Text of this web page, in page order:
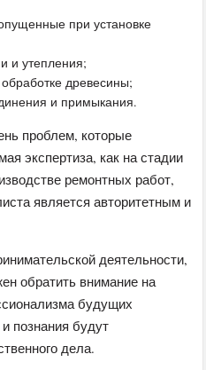
при установке
и утепления;
древесины;
и примыкания.
проблем, которые
экспертиза, как на стадии
ремонтных работ,
является авторитетным и
деятельности,
обратить внимание на
будущих
познания будут
дела.